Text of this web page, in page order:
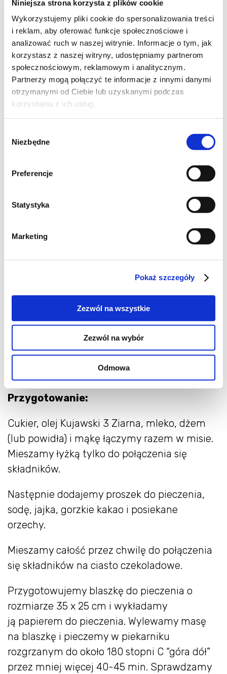
Niniejsza strona korzysta z plików cookie
Wykorzystujemy pliki cookie do spersonalizowania treści
i reklam, aby oferować funkcje społecznościowe i
analizować ruch w naszej witrynie. Informacje o tym, jak
korzystasz z naszej witryny, udostępniamy partnerom
społecznościowym, reklamowym i analitycznym.
Partnerzy mogą połączyć te informacje z innymi danymi
otrzymanymi od Ciebie lub uzyskanymi podczas
korzystania z ich usług.
zgody
Niezbędne
Preferencje
Statystyka
Marketing
Pokaż szczegóły
Zezwól na wszystkie
Zezwól na wybór
Odmowa
Składniki:
½ szklanki oleju Kujawski 3 Ziarna
1 szklanka mleka
2 łyżki gorzkiego kakao
2 garści siekanych orzechów
20-25 szt. truskawek
Przygotowanie:
Cukier, olej Kujawski 3 Ziarna, mleko, dżem
(lub powidła) i mąkę łączymy razem w misie.
Mieszamy łyżką tylko do połączenia się
składników.
Następnie dodajemy proszek do pieczenia,
sodę, jajka, gorzkie kakao i posiekane
orzechy.
Mieszamy całość przez chwilę do połączenia
się składników na ciasto czekoladowe.
Przygotowujemy blaszkę do pieczenia o
rozmiarze 35 x 25 cm i wykładamy
ją papierem do pieczenia. Wylewamy masę
na blaszkę i pieczemy w piekarniku
rozgrzanym do około 180 stopni C “góra dół”
przez mniej więcej 40-45 min. Sprawdzamy